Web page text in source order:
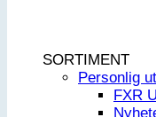
SORTIMENT
Personlig
FXR